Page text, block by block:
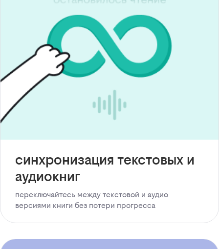
синхронизация текстовых и
аудиокниг
переключайтесь между текстовой и аудио
версиями книги без потери прогресса